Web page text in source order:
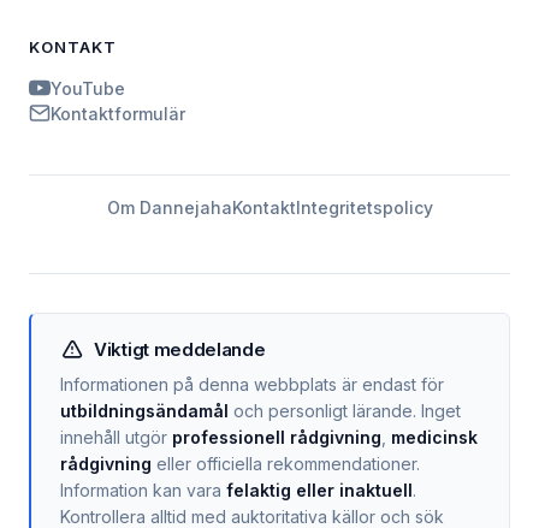
KONTAKT
YouTube
Kontaktformulär
Om DannejahaKontaktIntegritetspolicy
Viktigt meddelande
Informationen på denna webbplats är endast för
utbildningsändamål och personligt lärande. Inget
innehåll utgör professionell rådgivning medicinsk
rådgivning eller officiella rekommendationer.
Information kan vara felaktig eller inaktuell.
Kontrollera alltid med auktoritativa källor och sök